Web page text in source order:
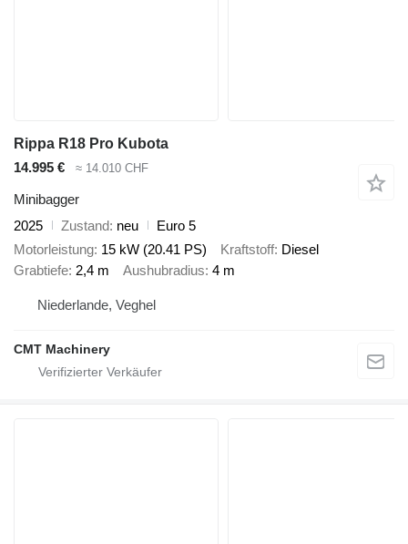
Rippa R18 Pro Kubota
14.995 €
≈ 14.010 CHF
Minibagger
2025
Zustand neu
Euro 5
Motorleistung 15 kW (20.41 PS) Kraftstoff Diesel
Grabtiefe 2,4 m Aushubradius 4 m
Niederlande, Veghel
CMT Machinery